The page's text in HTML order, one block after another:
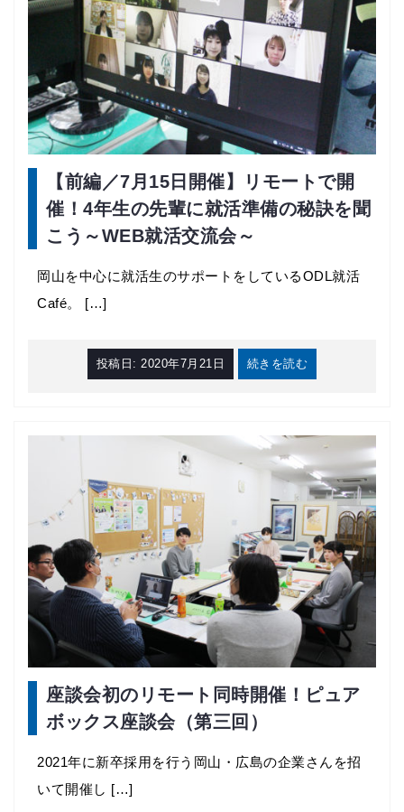
【前編／7月15日開催】リモートで開
催！4年生の先輩に就活準備の秘訣を聞
こう～WEB就活交流会～
岡山を中心に就活生のサポートをしているODL就活
Café。 […]
投稿日: 2020年7月21日 続きを読む
座談会初のリモート同時開催！ピュア
ボックス座談会（第三回）
2021年に新卒採用を行う岡山・広島の企業さんを招
いて開催し […]